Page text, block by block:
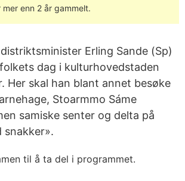
enn 2 år gammelt.
Erling Sande (Sp)
dag i kulturhovedstaden
Her skal han blant annet besøke
Stoarmmo Sáme
samiske senter og delta på
snakker».
til å ta del i programmet.